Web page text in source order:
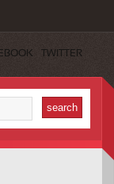
TWITTER